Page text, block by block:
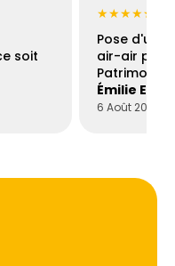
soit
★★★★★
Pose d'une
air-air par
Patrimoine
Émilie
6 Août 2026